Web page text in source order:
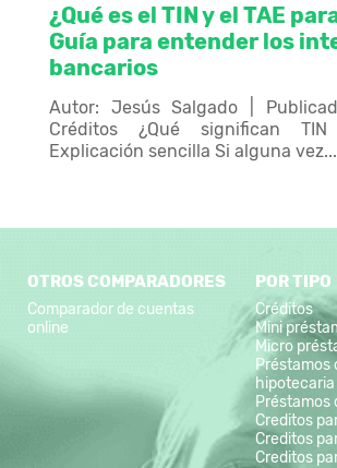
¿Qué es el TIN y el TAE
Guía para entender los
bancarios
Autor: Jesús Salgado |
Créditos ¿Qué significan
Explicación sencilla Si alguna vez...
OTROS COMPARADORES
Comparador de cuentas
online
POR TIPO
Créditos
Mini
Micro
Préstamos
hipotecaria
Préstamos
Creditos
Creditos
Creditos